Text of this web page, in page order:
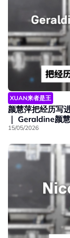
XUAN来者是王
颜慧萍把经历写
｜ Geraldine颜
15/05/2026